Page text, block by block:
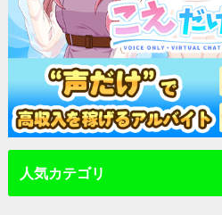
人気カテゴリ